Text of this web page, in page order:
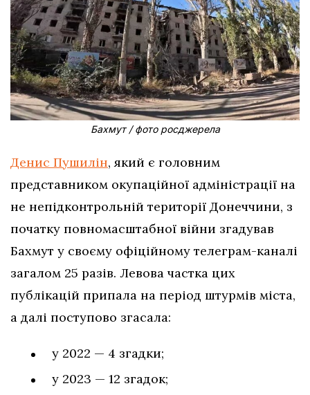
Бахмут / фото росджерела
Денис Пушилін, який є головним
представником окупаційної адміністрації на
не непідконтрольній території Донеччини, з
початку повномасштабної війни згадував
Бахмут у своєму офіційному телеграм-каналі
загалом 25 разів. Левова частка цих
публікацій припала на період штурмів міста,
а далі поступово згасала:
у 2022 — 4 згадки;
у 2023 — 12 згадок;